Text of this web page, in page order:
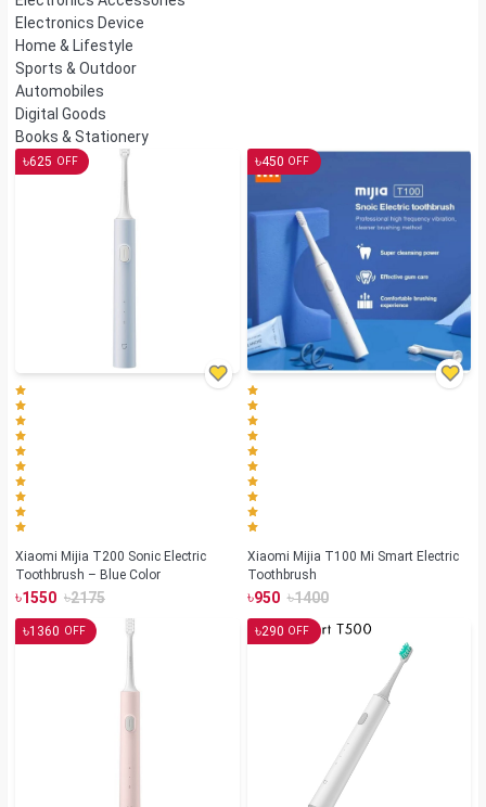
Electronics Device
Home & Lifestyle
Sports & Outdoor
Automobiles
Digital Goods
Books & Stationery
৳625 OFF
Xiaomi Mijia T200 Sonic Electric
Toothbrush – Blue Color
৳1550 ৳2175
৳450 OFF
Xiaomi Mijia T100 Mi Smart Electric
Toothbrush
৳950 ৳1400
৳1360 OFF ৳290 OFF